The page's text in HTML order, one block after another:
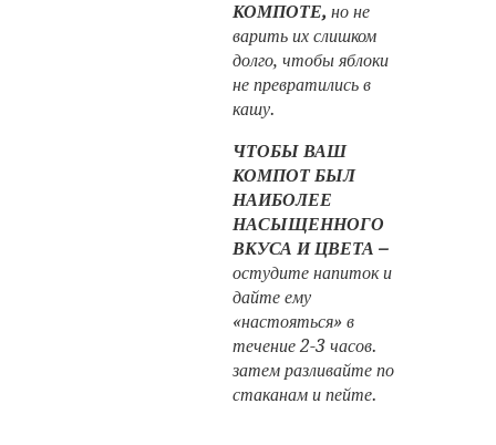
КОМПОТЕ, но не
варить их слишком
долго, чтобы яблоки
не превратились в
кашу.
ЧТОБЫ ВАШ
КОМПОТ БЫЛ
НАИБОЛЕЕ
НАСЫЩЕННОГО
ВКУСА И ЦВЕТА –
остудите напиток и
дайте ему
«настояться» в
течение 2-3 часов.
затем разливайте по
стаканам и пейте.